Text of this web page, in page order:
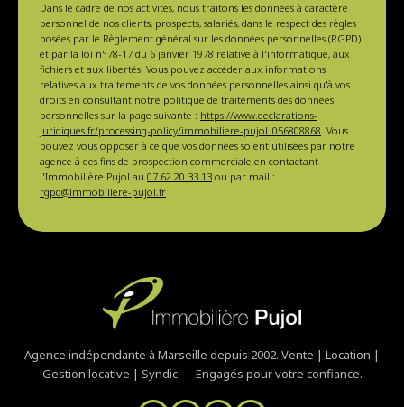
Dans le cadre de nos activités, nous traitons les données à caractère
personnel de nos clients, prospects, salariés, dans le respect des règles
posées par le Règlement général sur les données personnelles (RGPD)
et par la loi n°78-17 du 6 janvier 1978 relative à l'informatique, aux
fichiers et aux libertés. Vous pouvez accéder aux informations
relatives aux traitements de vos données personnelles ainsi qu'à vos
droits en consultant notre politique de traitements des données
personnelles sur la page suivante : https://www.declarations-
juridiques.fr/processing-policy/immobiliere-pujol_056808868. Vous
pouvez vous opposer à ce que vos données soient utilisées par notre
agence à des fins de prospection commerciale en contactant
l'Immobilière Pujol au 07 62 20 33 13 ou par mail :
rgpd@immobiliere-pujol.fr
Agence indépendante à Marseille depuis 2002. Vente | Location |
Gestion locative | Syndic — Engagés pour votre confiance.